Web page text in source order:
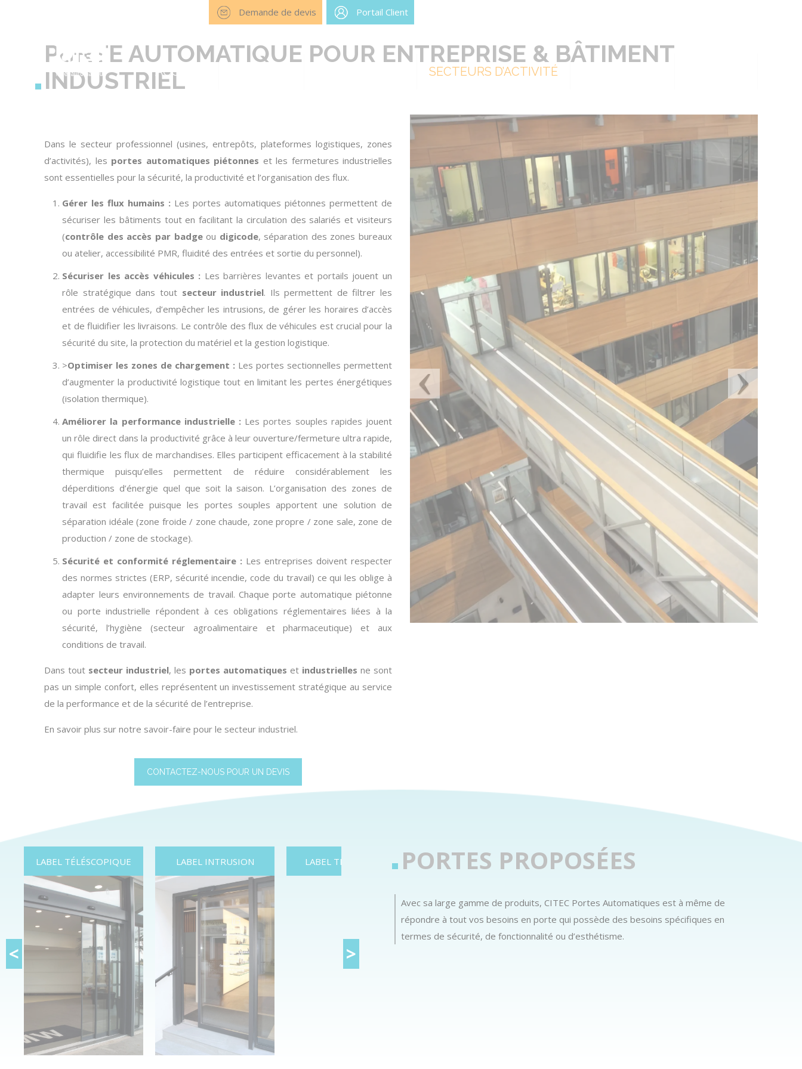
Demande de devis Portail Client
ACCUEIL SECTEURS D’ACTIVITÉ
PORTE AUTOMATIQUE POUR ENTREPRISE & BÂTIMENT
INDUSTRIEL
Dans le secteur professionnel (usines, entrepôts, plateformes logistiques, zones
d’activités), les portes automatiques piétonnes et les fermetures industrielles
sont essentielles pour la sécurité, la productivité et l’organisation des flux.
Gérer les flux humains : Lesportes automatiques piétonnes permettent de
sécuriser les bâtiments tout en facilitant la circulation des salariés et visiteurs
(contrôle des accès par badgeou digicode, séparation des zones bureaux
ou atelier, accessibilité PMR, fluidité des entrées et sortie du personnel).
Sécuriser les accès véhicules : Lesbarrières levantes et portails jouent un
rôle stratégique dans tout secteur industriel. Ils permettent de filtrer les
entrées de véhicules, d’empêcher les intrusions, de gérer les horaires d’accès
et de fluidifier les livraisons. Le contrôle des flux de véhicules est crucial pour la
sécurité du site, la protection du matériel et la gestion logistique.
>Optimiser les zones de chargement : Les portes sectionnelles permettent
d’augmenter la productivité logistique tout en limitant les pertes énergétiques
(isolation thermique).
Améliorer la performance industrielle : Lesportes souples rapides jouent
un rôle direct dans la productivité grâce à leur ouverture/fermeture ultra rapide,
qui fluidifie les flux de marchandises. Elles participent efficacement à la stabilité
thermique puisqu’elles permettent de réduire considérablement les
déperditions d’énergie quel que soit la saison. L’organisation des zones de
travail est facilitée puisque les portes souples apportent une solution de
séparation idéale (zone froide / zone chaude, zone propre / zone sale, zone de
production / zone de stockage).
Sécurité et conformité réglementaire : Les entreprises doivent respecter
des normes strictes (ERP, sécurité incendie, code du travail) ce qui les oblige à
adapter leurs environnements de travail. Chaqueporte automatique piétonne
ou porte industrielle répondent à ces obligations réglementaires liées à la
sécurité, l’hygiène (secteur agroalimentaire et pharmaceutique) et aux
conditions de travail.
Dans tout secteur industriel, les portes automatiques et industrielles ne sont
pas un simple confort, elles représentent un investissement stratégique au service
de la performance et de la sécurité de l’entreprise.
En savoir plus sur notre savoir-faire pour le secteur industriel.
CONTACTEZ-NOUS POUR UN DEVIS
LABEL TÉLÉSCOPIQUE LABEL INTRUSION LABEL THERMIQUE LABEL CINTRÉE LABEL INTÉGRALE
< >
PORTES PROPOSÉES
Avec sa large gamme de produits, CITEC Portes Automatiques est à même de
répondre à tout vos besoins en porte qui possède des besoins spécifiques en
termes de sécurité, de fonctionnalité ou d’esthétisme.